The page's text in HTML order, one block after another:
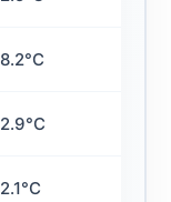
8.2°C
2.9°C
2.1°C